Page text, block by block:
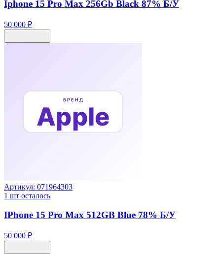
Iphone 15 Pro Max 256Gb Black 87% Б/У
50 000 ₽
Артикул: 071964303
1 шт осталось
IPhone 15 Pro Max 512GB Blue 78% Б/У
50 000 ₽